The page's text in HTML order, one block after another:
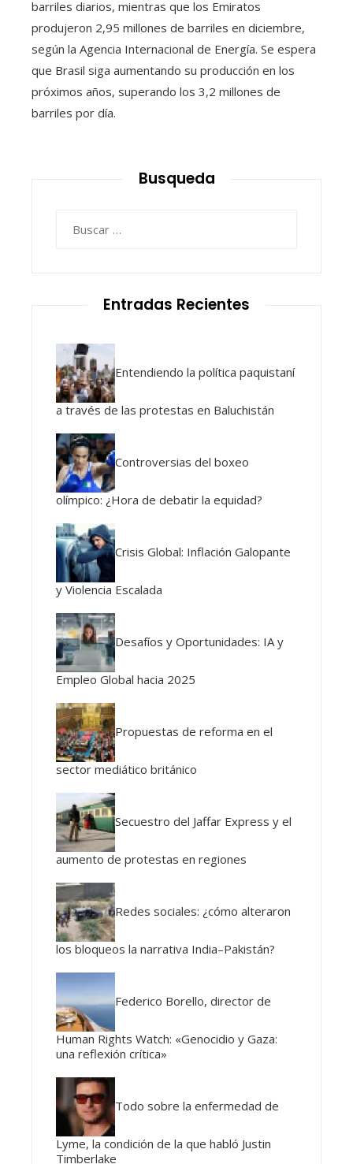
barriles diarios, mientras que los Emiratos
produjeron 2,95 millones de barriles en diciembre,
según la Agencia Internacional de Energía. Se espera
que Brasil siga aumentando su producción en los
próximos años, superando los 3,2 millones de
barriles por día.
Busqueda
Entradas Recientes
Entendiendo la política paquistaní
a través de las protestas en Baluchistán
Controversias del boxeo
olímpico: ¿Hora de debatir la equidad?
Crisis Global: Inflación Galopante
y Violencia Escalada
Desafíos y Oportunidades: IA y
Empleo Global hacia 2025
Propuestas de reforma en el
sector mediático británico
Secuestro del Jaffar Express y el
aumento de protestas en regiones
Redes sociales: ¿cómo alteraron
los bloqueos la narrativa India–Pakistán?
Federico Borello, director de
Human Rights Watch: «Genocidio y Gaza:
una reflexión crítica»
Todo sobre la enfermedad de
Lyme, la condición de la que habló Justin
Timberlake